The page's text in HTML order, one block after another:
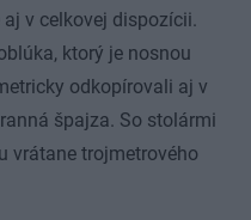
v celkovej dispozícii.
ktorý je nosnou
odkopírovali aj v
špajza. So stolármi
vrátane trojmetrového